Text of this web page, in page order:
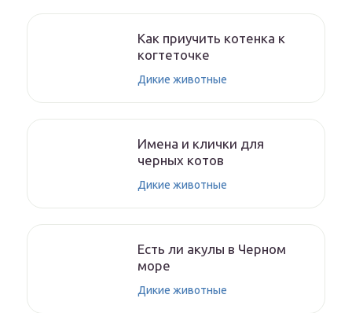
Как приучить котенка к
когтеточке
Дикие животные
Имена и клички для
черных котов
Дикие животные
Есть ли акулы в Черном
море
Дикие животные